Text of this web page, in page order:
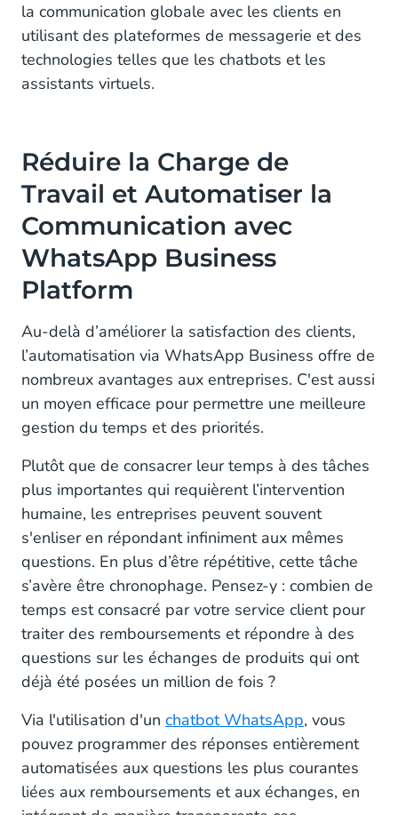
la communication globale avec les clients en
utilisant des plateformes de messagerie et des
technologies telles que les chatbots et les
assistants virtuels.
Réduire la Charge de
Travail et Automatiser la
Communication avec
WhatsApp Business
Platform
Au-delà d’améliorer la satisfaction des clients,
l’automatisation via WhatsApp Business offre de
nombreux avantages aux entreprises. C'est aussi
un moyen efficace pour permettre une meilleure
gestion du temps et des priorités.
Plutôt que de consacrer leur temps à des tâches
plus importantes qui requièrent l’intervention
humaine, les entreprises peuvent souvent
s'enliser en répondant infiniment aux mêmes
questions. En plus d’être répétitive, cette tâche
s’avère être chronophage. Pensez-y : combien de
temps est consacré par votre service client pour
traiter des remboursements et répondre à des
questions sur les échanges de produits qui ont
déjà été posées un million de fois ?
Via l'utilisation d'un chatbot WhatsApp, vous
pouvez programmer des réponses entièrement
automatisées aux questions les plus courantes
liées aux remboursements et aux échanges, en